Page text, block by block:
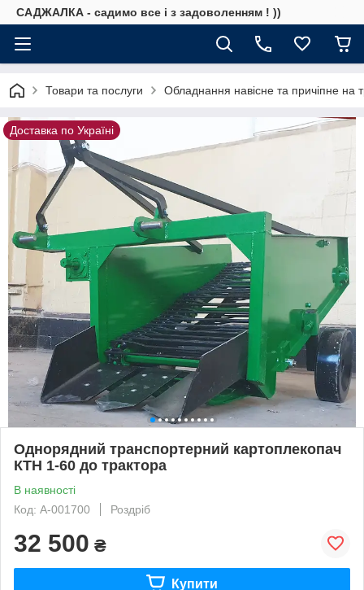
САДЖАЛКА - садимо все і з задоволенням ! ))
Товари та послуги Обладнання навісне та причіпне на
Доставка по Україні
Однорядний транспортерний картоплекопач
КТН 1-60 до трактора
В наявності
Код: A-001700
Роздріб
32 500 ₴
Купити